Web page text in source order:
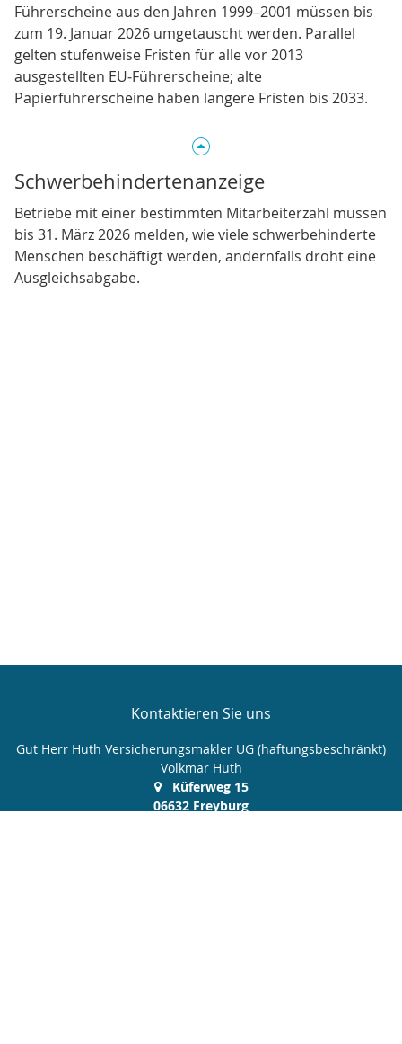
Führerscheine aus den Jahren 1999–2001 müssen bis
zum 19. Januar 2026 umgetauscht werden. Parallel
gelten stufenweise Fristen für alle vor 2013
ausgestellten EU‑Führerscheine; alte
Papierführerscheine haben längere Fristen bis 2033.
Schwerbehindertenanzeige
Betriebe mit einer bestimmten Mitarbeiterzahl müssen
bis 31. März 2026 melden, wie viele schwerbehinderte
Menschen beschäftigt werden, andernfalls droht eine
Ausgleichsabgabe.
Kontaktieren Sie uns
Gut Herr Huth Versicherungsmakler UG (haftungsbeschränkt)
Volkmar Huth
Küferweg 15
06632 Freyburg